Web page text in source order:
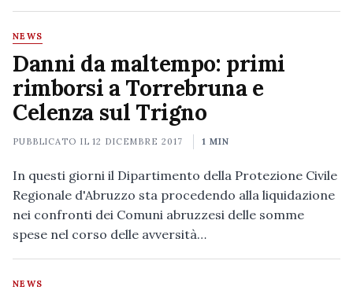
NEWS
Danni da maltempo: primi
rimborsi a Torrebruna e
Celenza sul Trigno
PUBBLICATO IL12 DICEMBRE 2017 1 MIN
In questi giorni il Dipartimento della Protezione Civile
Regionale d'Abruzzo sta procedendo alla liquidazione
nei confronti dei Comuni abruzzesi delle somme
spese nel corso delle avversità…
NEWS